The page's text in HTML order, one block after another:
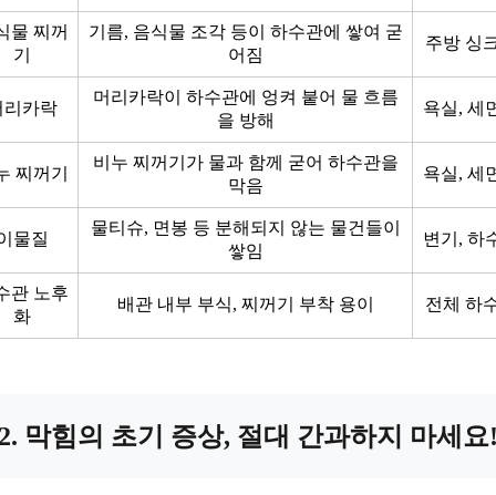
물 찌꺼
기
기름, 음식물 조각 등이 하수관에 쌓여 굳
어짐
주방 싱
리카락
머리카락이 하수관에 엉켜 붙어 물 흐름
을 방해
욕실, 세
찌꺼기
비누 찌꺼기가 물과 함께 굳어 하수관을
막음
욕실, 세
물질
물티슈, 면봉 등 분해되지 않는 물건들이
쌓임
변기, 하
관 노후
화
배관 내부 부식, 찌꺼기 부착 용이 전체 하
막힘의 초기 증상, 절대 간과하지 마세요